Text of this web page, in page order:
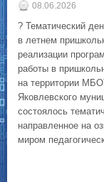
08.06.2026
? Тематический
в летнем
реализации
работы в
на территории
Яковлевского
состоялось
направленное на
миром